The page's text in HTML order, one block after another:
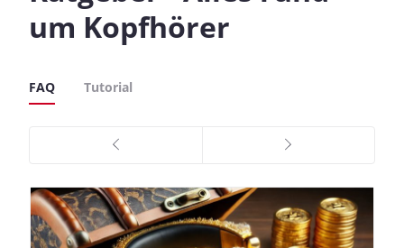
um Kopfhörer
FAQ Tutorial